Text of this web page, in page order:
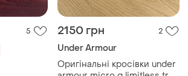
5
2150 грн 2
Under Armour
Оригінальні кросівки under